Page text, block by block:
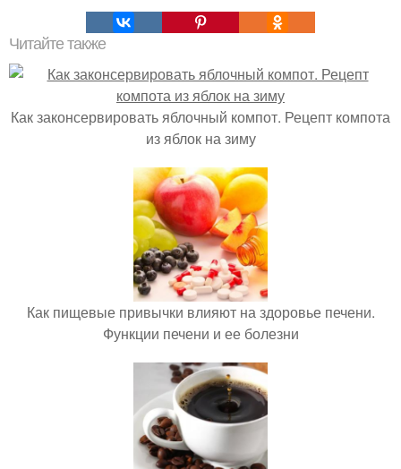
Читайте также
Как законсервировать яблочный компот. Рецепт компота
из яблок на зиму
Как пищевые привычки влияют на здоровье печени.
Функции печени и ее болезни